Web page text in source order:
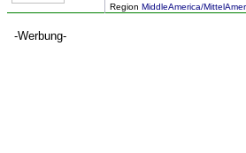
Region MiddleAmerica/
-Werbung-